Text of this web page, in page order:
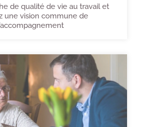
de qualité de vie au travail et
une vision commune de